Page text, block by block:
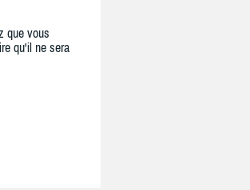
que vous
qu'il ne sera